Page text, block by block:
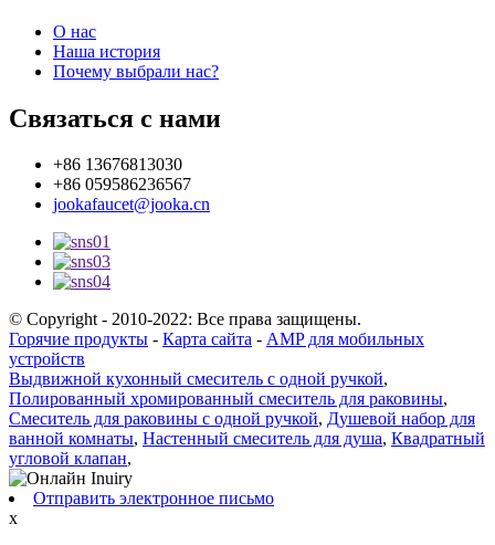
О нас
Наша история
Почему выбрали нас?
Связаться с нами
+86 13676813030
+86 059586236567
jookafaucet@jooka.cn
© Copyright - 2010-2022: Все права защищены.
Горячие продукты - Карта сайта - AMP для мобильных
устройств
Выдвижной кухонный смеситель с одной ручкой,
Полированный хромированный смеситель для раковины,
Смеситель для раковины с одной ручкой, Душевой набор для
ванной комнаты, Настенный смеситель для душа, Квадратный
угловой клапан,
Отправить электронное письмо
x